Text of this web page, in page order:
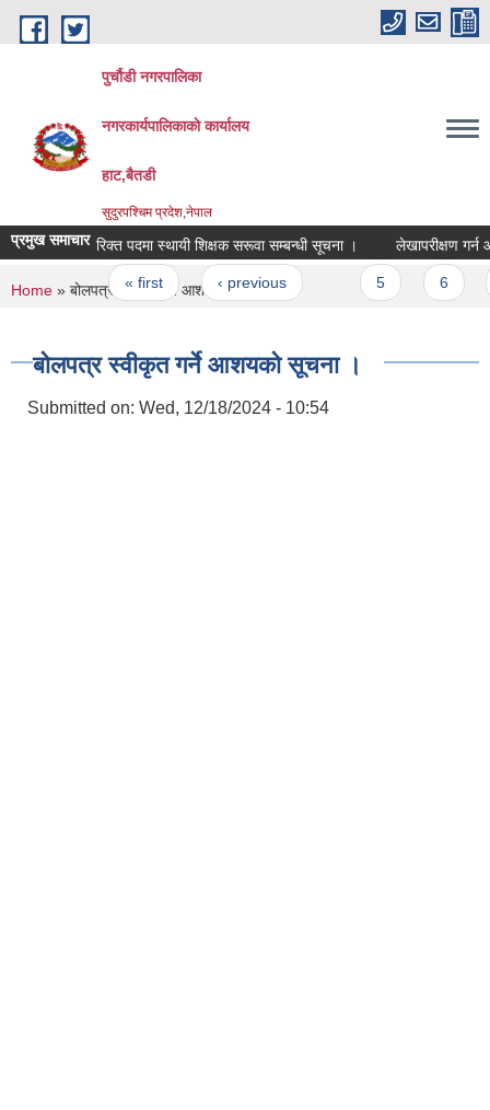
Skip to main content
पुर्चौडी नगरपालिका
नगरकार्यपालिकाकाे कार्यालय
हाट,बैतडी
सुदुरपश्चिम प्रदेश,नेपाल
प्रमुख समाचाररिक्त पदमा स्थायी शिक्षक सरूवा सम्बन्धी सूचना । लेखापरीक्षण गर्न
Pages
« first ‹ previous
You are here
Home » बोलपत्र स्वीकृत गर्ने आशयको सूचना ।
बोलपत्र स्वीकृत गर्ने आशयको सूचना ।
Submitted on: Wed, 12/18/2024 - 10:54